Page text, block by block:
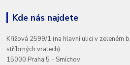
Kde nás najdete
Křížová 2599/1 (na hlavní ulici v zeleném
stříbrných vratech)
15000 Praha 5 - Smíchov